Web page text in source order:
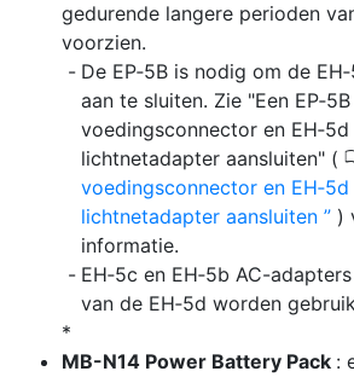
gedurende langere perioden
voorzien.
De EP‑5B is nodig om de
aan te sluiten. Zie "Een
voedingsconnector en EH‑5d
lichtnetadapter aansluiten" (
voedingsconnector en EH‑5d
lichtnetadapter aansluiten
)
informatie.
EH‑5c en EH‑5b AC-
van de EH‑5d worden
MB-N14 Power Battery Pack :